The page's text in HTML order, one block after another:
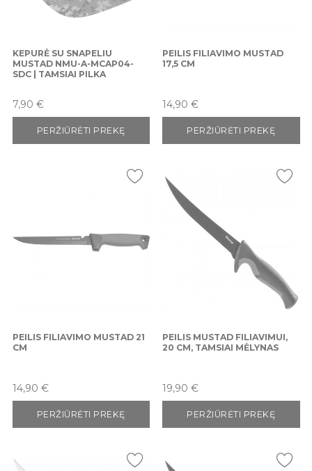
KEPURĖ SU SNAPELIU
MUSTAD NMU-A-MCAP04-
SDC | TAMSIAI PILKA
Kaina
7,90 €
PERŽIŪRĖTI PREKĘ
PEILIS FILIAVIMO MUSTAD
17,5 CM
Kaina
14,90 €
PERŽIŪRĖTI PREKĘ
PEILIS FILIAVIMO MUSTAD 21
CM
Kaina
14,90 €
PERŽIŪRĖTI PREKĘ
PEILIS MUSTAD FILIAVIMUI,
20 CM, TAMSIAI MĖLYNAS
Kaina
19,90 €
PERŽIŪRĖTI PREKĘ